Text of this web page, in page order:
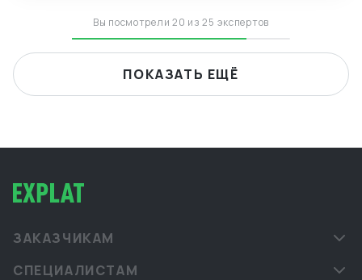
Вы посмотрели 20 из 25 экспертов
ПОКАЗАТЬ ЕЩЁ
ЗАКАЗЧИКАМ
СПЕЦИАЛИСТАМ